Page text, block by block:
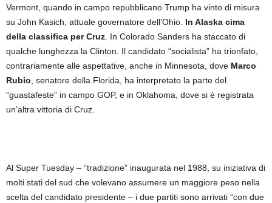
Vermont, quando in campo repubblicano Trump ha vinto di misura
su John Kasich, attuale governatore dell’Ohio. In Alaska cima
della classifica per Cruz . In Colorado Sanders ha staccato di
qualche lunghezza la Clinton. Il candidato “socialista” ha trionfato,
contrariamente alle aspettative, anche in Minnesota, dove Marco
Rubio , senatore della Florida, ha interpretato la parte del
“guastafeste” in campo GOP, e in Oklahoma, dove si è registrata
un’altra vittoria di Cruz.
Al Super Tuesday – “tradizione” inaugurata nel 1988, su iniziativa di
molti stati del sud che volevano assumere un maggiore peso nella
scelta del candidato presidente – i due partiti sono arrivati “con due